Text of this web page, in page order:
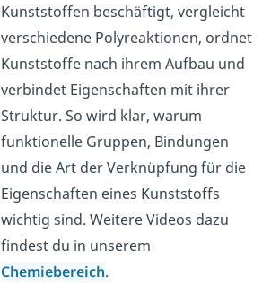
Kunststoffen beschäftigt, vergleicht
verschiedene Polyreaktionen, ordnet
Kunststoffe nach ihrem Aufbau und
verbindet Eigenschaften mit ihrer
Struktur. So wird klar, warum
funktionelle Gruppen, Bindungen
und die Art der Verknüpfung für die
Eigenschaften eines Kunststoffs
wichtig sind. Weitere Videos dazu
findest du in unserem
Chemiebereich.